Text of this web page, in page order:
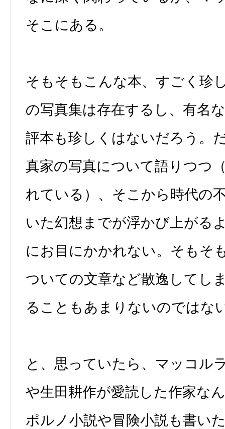
そこにある。
そもそもこんな本、すごく珍
の写真集は存在するし、有名
評本も珍しくはないだろう。
真家の写真について語りつつ
れている）、そこから時代の
いた幻想までが浮かび上がる
にお目にかかれない。そもそ
ついての文章など散逸してし
ることもあまりないのではな
と、思っていたら、マッコル
や生田耕作が愛読した作家な
ポルノ小説や冒険小説も書い